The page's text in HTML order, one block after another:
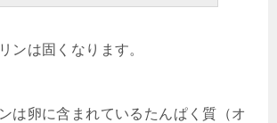
ンは固くなります。
は卵に含まれているたんぱく質（オ